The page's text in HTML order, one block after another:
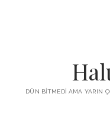
DÜN BITMEDI AMA YARIN